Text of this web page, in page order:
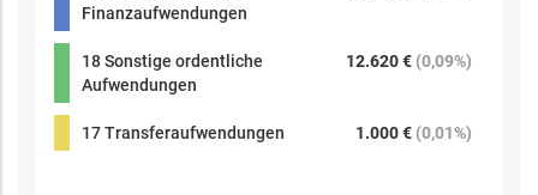
Finanzaufwendungen
18 Sonstige ordentliche
Aufwendungen
12.620 € (0,09%)
17 Transferaufwendungen 1.000 € (0,01%)